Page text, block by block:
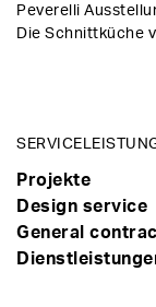
Peverelli
Die Schnittküche
Projekte
Design service
General